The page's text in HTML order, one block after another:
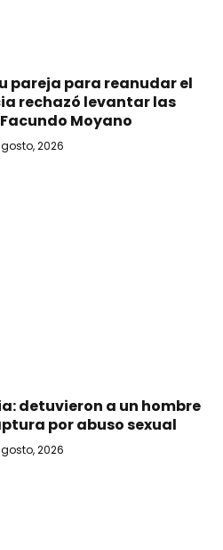
pareja para reanudar el
rechazó levantar las
Moyano
2026
detuvieron a un hombre
por abuso sexual
2026